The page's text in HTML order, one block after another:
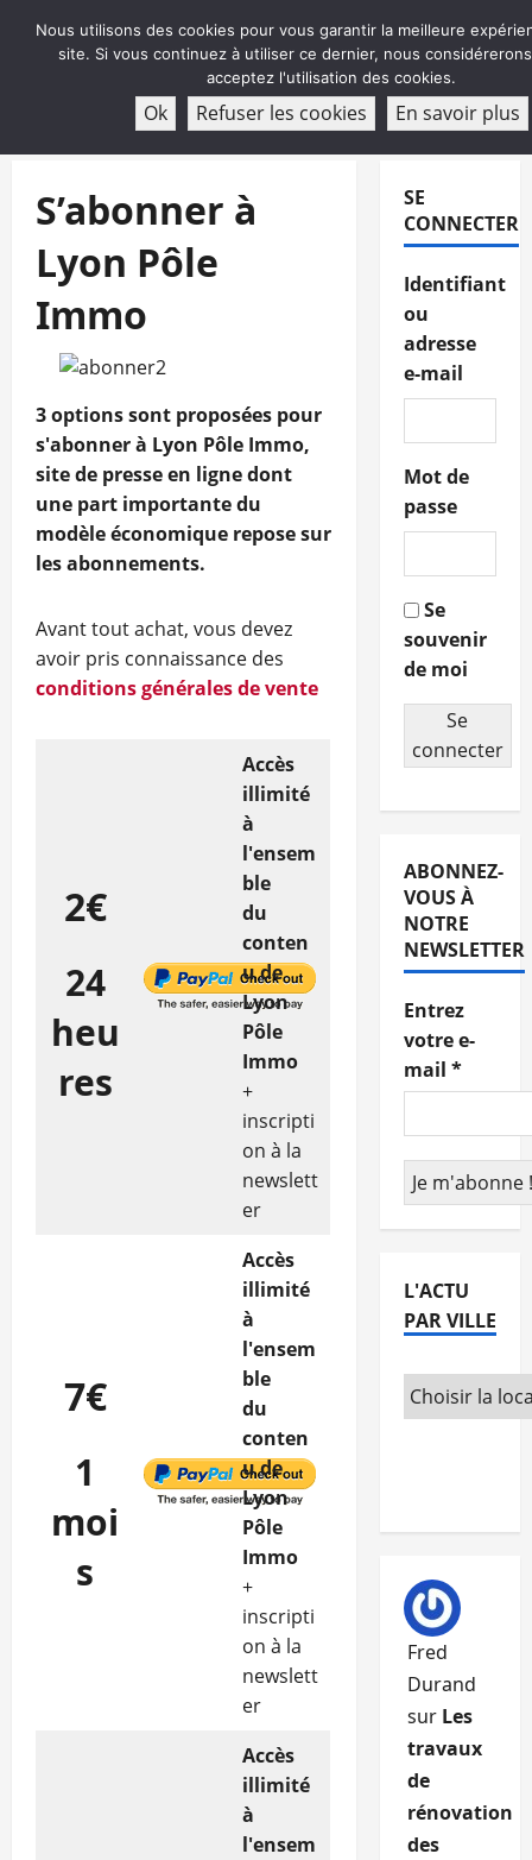
ABONNEMENT
S’abonner à
Lyon Pôle
Immo
3 options sont proposées pour
s'abonner à Lyon Pôle Immo,
site de presse en ligne dont
une part importante du
modèle économique repose sur
les abonnements.
Avant tout achat, vous devez
avoir pris connaissance des
conditions générales de vente
2€
24
heu
res
Accès
illimité
à
l'ensem
ble
du
conten
u de
Lyon
Pôle
Immo
+
inscripti
on à la
newslett
er
7€
1
moi
s
Accès
illimité
à
l'ensem
ble
du
conten
u de
Lyon
Pôle
Immo
+
inscripti
on à la
newslett
er
Accès
illimité
à
l'ensem
SE
CONNECTER
Identifiant
ou
adresse
e-mail
Mot de
passe
Se
souvenir
de moi
Se
connecter
ABONNEZ-
VOUS À
NOTRE
NEWSLETTER
Entrez
votre e-
mail *
L'ACTU
PAR VILLE
Fred
Durand
sur Les
travaux
de
rénovation
des
Nous utilisons des cookies pour vous garantir la meilleure
site. Si vous continuez à utiliser ce dernier, nous
acceptez l'utilisation des cookies.
Ok Refuser les cookies En savoir plus